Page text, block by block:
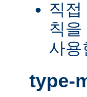
직접
칙을
사용
type-